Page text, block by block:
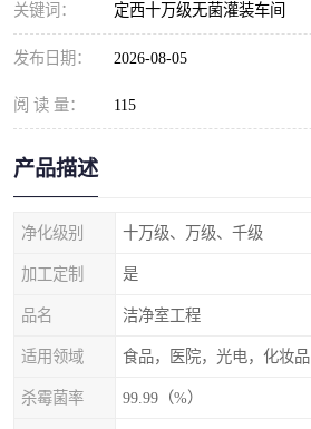
关键词： 定西十万级无菌灌装车间
发布日期： 2026-08-05
阅 读 量： 115
产品描述
净化级别 十万级、万级、千级
加工定制 是
品名 洁净室工程
适用领域 食品，医院，光电，化妆品
杀霉菌率 99.99（%）